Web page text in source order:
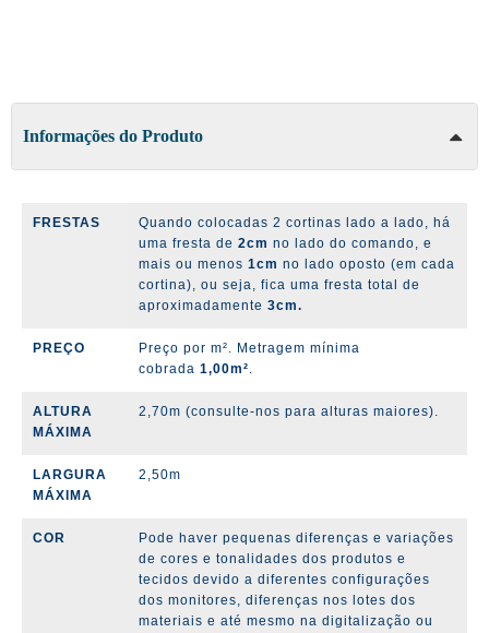
Informações do Produto
FRESTAS
Quando colocadas 2 cortinas lado a lado, há
uma fresta de 2cm no lado do comando, e
mais ou menos 1cm no lado oposto (em cada
cortina), ou seja, fica uma fresta total de
aproximadamente 3cm.
PREÇO
Preço por m². Metragem mínima
cobrada 1,00m².
ALTURA
MÁXIMA
2,70m (consulte-nos para alturas maiores).
LARGURA
MÁXIMA
2,50m
COR
Pode haver pequenas diferenças e variações
de cores e tonalidades dos produtos e
tecidos devido a diferentes configurações
dos monitores, diferenças nos lotes dos
materiais e até mesmo na digitalização ou